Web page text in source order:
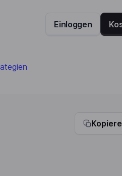
Einloggen